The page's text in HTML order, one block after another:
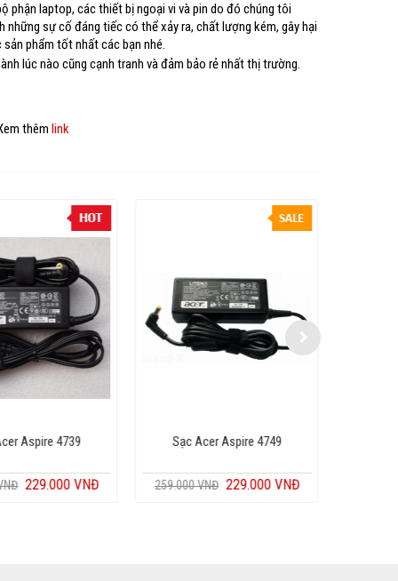
phận laptop, các thiết bị ngoại vi và pin do đó chúng tôi
sự cố đáng tiếc có thể xảy ra, chất lượng kém, gây hại
phẩm tốt nhất các bạn nhé.
lúc nào cũng cạnh tranh và đảm bảo rẻ nhất thị trường.
thêmlink
Aspire 4820t
229.000 VNĐ
Sạc Acer Aspire 4739
259.000 VNĐ 229.000 VNĐ